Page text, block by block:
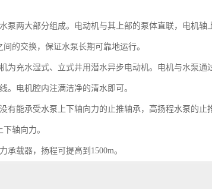
泵两大部分组成。电动机与其上部的泵体直联，电机轴
的交换，保证水泵长期可靠地运行。
为充水湿式、立式井用潜水异步电动机。电机与水泵通
。电机腔内注满洁净的清水即可。
有能承受水泵上下轴向力的止推轴承，高扬程水泵的止
轴向力。
载器，扬程可提高到1500m。